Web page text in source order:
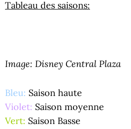
Tableau des saisons:
Image: Disney Central Plaza
Bleu: Saison haute
Violet: Saison moyenne
Vert: Saison Basse